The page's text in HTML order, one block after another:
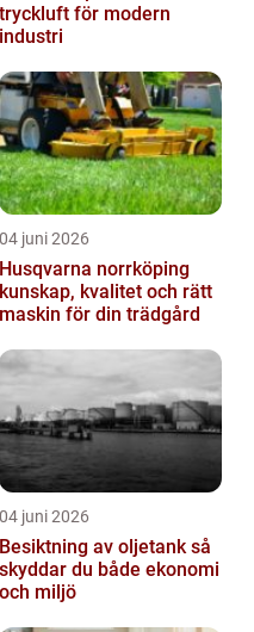
tryckluft för modern
industri
04 juni 2026
Husqvarna norrköping
kunskap, kvalitet och rätt
maskin för din trädgård
04 juni 2026
Besiktning av oljetank så
skyddar du både ekonomi
och miljö